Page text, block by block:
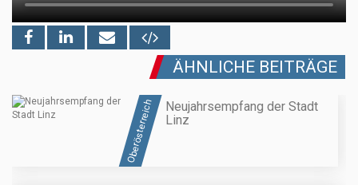
ÄHNLICHE BEITRÄGE
Oberösterreich
Neujahrsempfang der Stadt
Linz